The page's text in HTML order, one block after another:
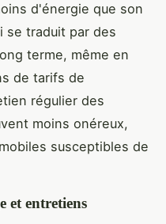
d'énergie que son
se traduit par des
terme, même en
de tarifs de
régulier des
moins onéreux,
susceptibles de
et entretiens